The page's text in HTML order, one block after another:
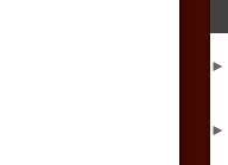
►
►